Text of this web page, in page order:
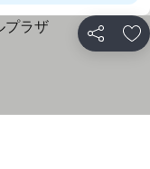
シェア お